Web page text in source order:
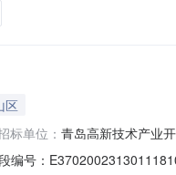
区
标单位： 青岛高新技术产业
编号：